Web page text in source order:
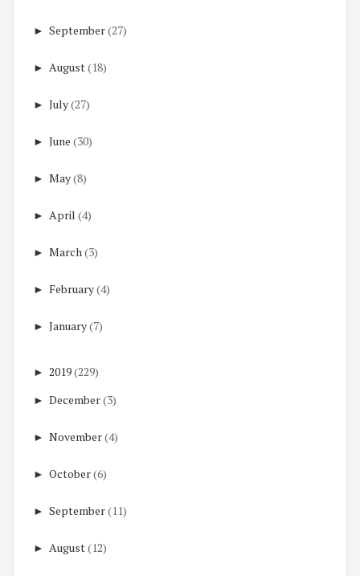
► September(27)
► August(18)
► July(27)
► June (30)
► May(8)
► April (4)
► March(3)
► February(4)
► January(7)
► 2019(229)
► December(3)
► November(4)
► October(6)
► September(11)
► August(12)